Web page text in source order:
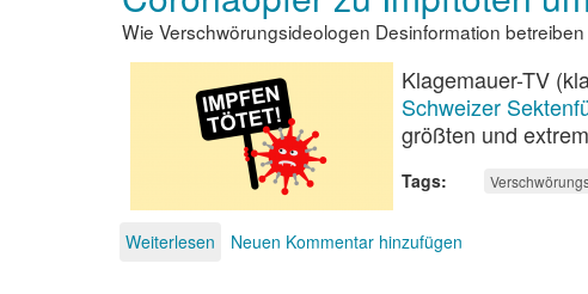
Wie Verschwörungsideologen Desinformation betreiben
Klagemauer-TV
Schweizer
größten und
Tags
Weiterlesen über
Neuen Kommentar hinzufügen